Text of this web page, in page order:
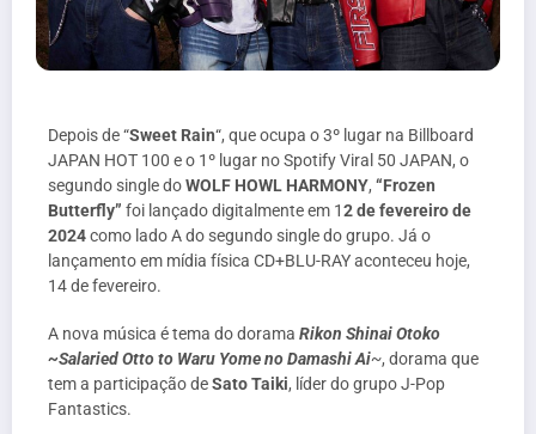
Depois de “Sweet Rain“, que ocupa o 3º lugar na Billboard
JAPAN HOT 100 e o 1º lugar no Spotify Viral 50 JAPAN, o
segundo single doWOLF HOWL HARMONY, “Frozen
Butterfly” foi lançado digitalmente em 12 de fevereiro de
2024como lado A do segundo single do grupo. Já o
lançamento em mídia física CD+BLU-RAY aconteceu hoje,
14 de fevereiro.
A nova música é tema do dorama Rikon Shinai Otoko
~Salaried Otto to Waru Yome no Damashi Ai~, dorama que
tem a participação deSato Taiki, líder do grupo J-Pop
Fantastics.